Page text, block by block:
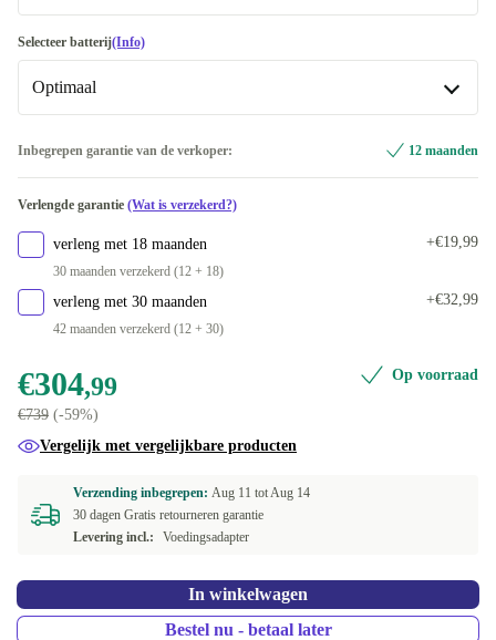
32.0 GB
512 GB
1000 GB +€110
Beschikbaar in andere configuraties
500 GB
FR (Frans)
DE (Duits) -€35
UK (GB-Engels)
SK (slowak)
PT (Portugees)
NL (Nederlands)
BE (Belgisch)
PL (Pools) +€5
Selecteer batterij(Info)
Optimaal
Inbegrepen garantie van de verkoper: 12 maanden
Verlengde garantie (Wat is verzekerd?)
verleng met 18 maanden
30 maanden verzekerd (12 + 18)
+€19,99
verleng met 30 maanden
42 maanden verzekerd (12 + 30)
+€32,99
€304,99
€739 (-59%)
Op voorraad
Vergelijk met vergelijkbare producten
Verzending inbegrepen: Aug 11 totAug 14
30 dagen Gratis retourneren garantie
Levering incl.:
Voedingsadapter
In winkelwagen
Bestel nu - betaal later